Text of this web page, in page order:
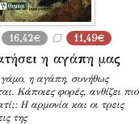
16,42€ 11,49€
η αγάπη μας
η αγάπη, συνήθως
Κάποιες φορές, ανθίζει πιο
Η αρμονία και οι τρεις
της